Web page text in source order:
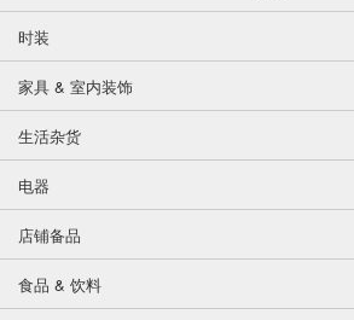
时装
家具 & 室内装饰
生活杂货
电器
店铺备品
食品 & 饮料